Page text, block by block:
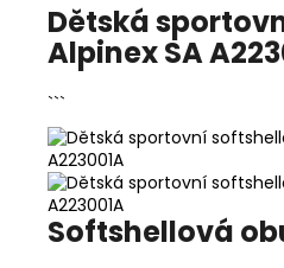
Dětská
Alpinex SA
```
Softshellová